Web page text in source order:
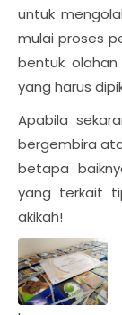
untuk
mulai proses
bentuk
yang harus
Apabila
bergembira
betapa
yang terkait
akikah!